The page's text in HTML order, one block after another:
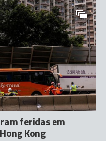
feridas em
Kong